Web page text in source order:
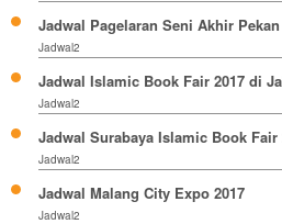
Jadwal Pagelaran Seni Akhir
Jadwal2
Jadwal Islamic Book Fair 2017 di
Jadwal2
Jadwal Surabaya Islamic Book Fair
Jadwal2
Jadwal Malang City Expo 2017
Jadwal2